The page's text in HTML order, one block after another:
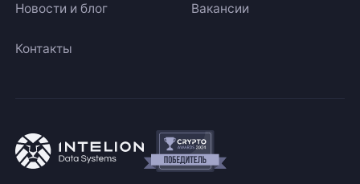
Новости и блог Вакансии
Контакты